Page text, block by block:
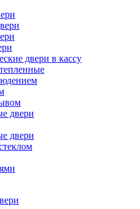
двери в кассу
двери
двери